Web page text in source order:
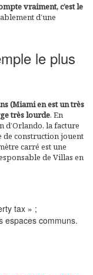
vraiment, c’est le
d’une
le plus
(Miami en est un très
très lourde. En
d’Orlando, la facture
de construction jouent
carré est une
de Villas en
tax » ;
espaces communs.